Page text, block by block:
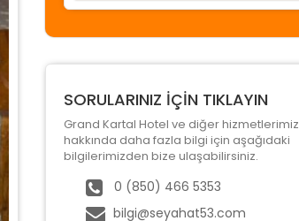
SORULARINIZ İÇİN TIKLAYIN
Grand Kartal Hotel ve diğer hizmetlerimiz
hakkında daha fazla bilgi için aşağıdaki
bilgilerimizden bize ulaşabilirsiniz.
0 (850) 466 5353
bilgi@seyahat53.com